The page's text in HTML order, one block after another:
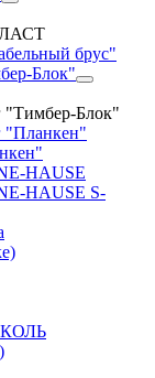
брус"
Блок"
"Тимбер-Блок"
"Планкен"
HAUSE
HAUSE S-